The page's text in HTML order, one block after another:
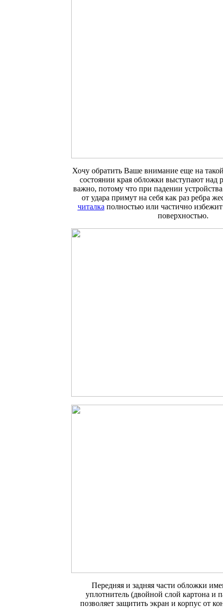
Хочу обратить Ваше внимание еще на
состоянии края обложки выступают над
важно, потому что при падении
от удара примут на себя как раз ребра
читалкаполностью или частично избежит
поверхностью.
Передняя и задняя части обложки
уплотнитель (двойной слой картона и
позволяет защитить экран и корпус от